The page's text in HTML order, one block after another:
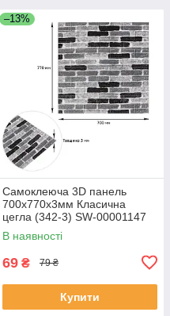
–13%
Самоклеюча 3D панель
700х770х3мм Класична
цегла (342-3) SW-00001147
В наявності
69 ₴ 79 ₴
Купити